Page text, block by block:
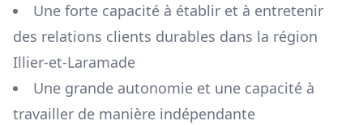
Une forte capacité à établir et à entretenir
des relations clients durables dans la région
Illier-et-Laramade
Une grande autonomie et une capacité à
travailler de manière indépendante